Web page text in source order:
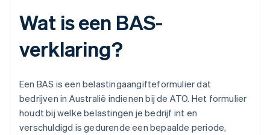
Wat is een BAS-
verklaring?
Een BAS is een belastingaangifteformulier dat
bedrijven in Australië indienen bij de ATO. Het formulier
houdt bij welke belastingen je bedrijf int en
verschuldigd is gedurende een bepaalde periode,